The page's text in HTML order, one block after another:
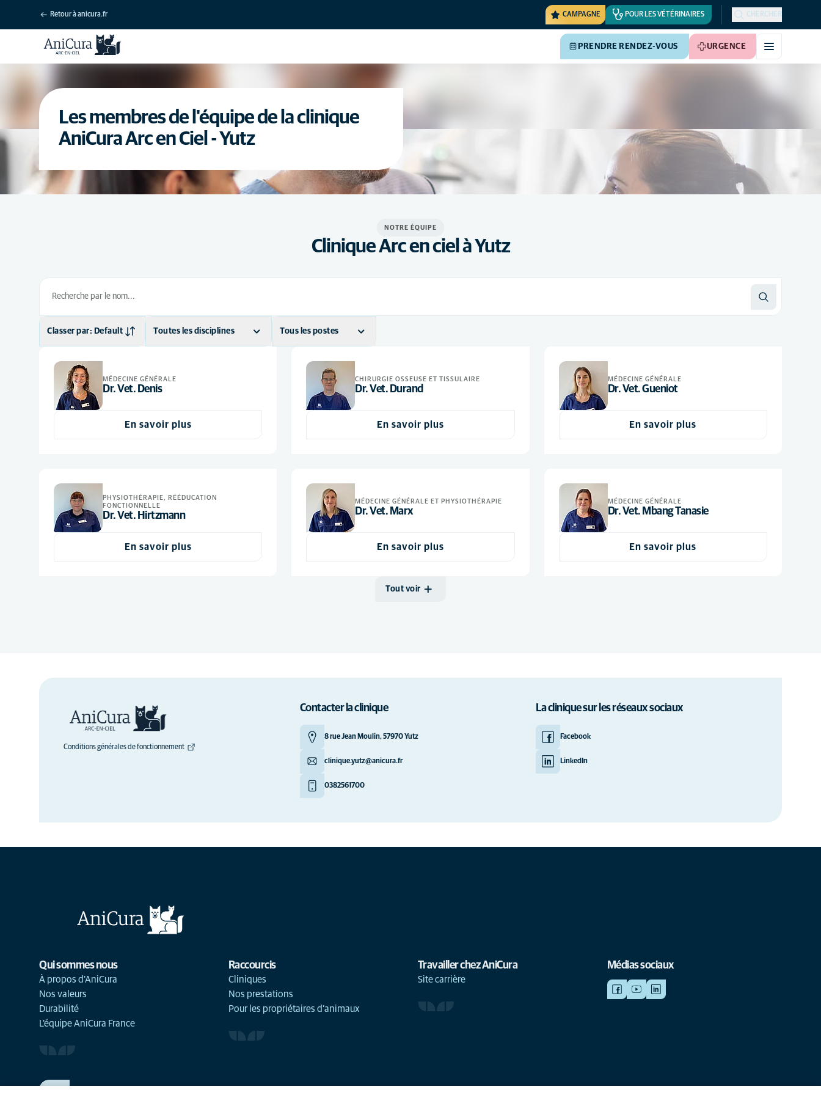
Retour à anicura.fr CAMPAGNE POUR LES VÉTÉRINAIRES CHERCHER
PRENDRE RENDEZ-VOUS URGENCE
Les membres de l'équipe de la clinique
AniCura Arc en Ciel - Yutz
NOTRE ÉQUIPE
Clinique Arc en ciel à Yutz
Classer par: Default
Ordre alphabétique
Toutes les disciplines
Dentisterie
Médecine générale
Tous les postes
Vétérinaire (8)
MÉDECINE GÉNÉRALE
Dr. Vet. Denis
En savoir plus
CHIRURGIE OSSEUSE ET TISSULAIRE
Dr. Vet. Durand
En savoir plus
MÉDECINE GÉNÉRALE
Dr. Vet. Gueniot
En savoir plus
PHYSIOTHÉRAPIE, RÉÉDUCATION
FONCTIONNELLE
Dr. Vet. Hirtzmann
En savoir plus
MÉDECINE GÉNÉRALE ET PHYSIOTHÉRAPIE
Dr. Vet. Marx
En savoir plus
MÉDECINE GÉNÉRALE
Dr. Vet. Mbang Tanasie
En savoir plus
Tout voir
Conditions générales de fonctionnement
Contacter la clinique
8 rue Jean Moulin, 57970 Yutz
clinique.yutz@anicura.fr
0382561700
La clinique sur les réseaux sociaux
Facebook
LinkedIn
Qui sommes nous
À propos d'AniCura
Nos valeurs
Durabilité
L'équipe AniCura France
Raccourcis
Cliniques
Nos prestations
Pour les propriétaires d'animaux
Travailler chez AniCura
Site carrière
Médias sociaux